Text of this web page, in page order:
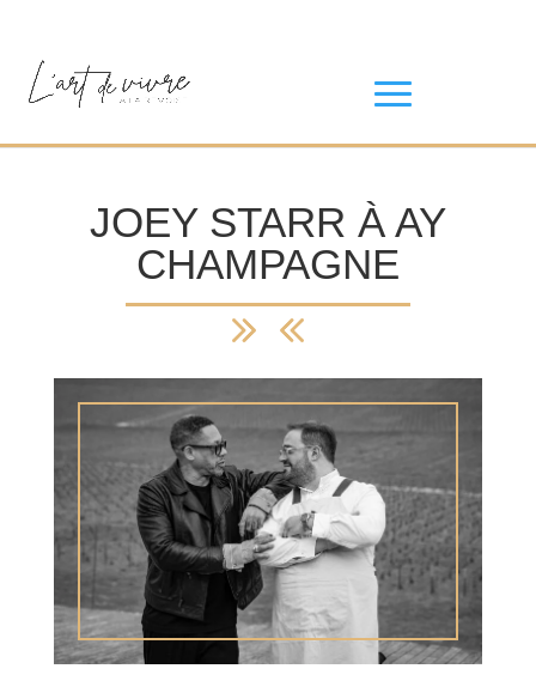
JOEY STARR À AY
CHAMPAGNE